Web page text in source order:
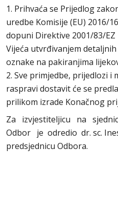
1. Prihvaća se Prijedlog
uredbe Komisije (EU) 2016/
dopuni Direktive 2001/83/
Vijeća utvrđivanjem
oznake na pakiranjima
2. Sve primjedbe, prijedlozi i
raspravi dostavit će se
prilikom izrade Konačnog
Za izvjestiteljicu na
Odbor je odredio dr. sc.
predsjednicu Odbora.
dr. sc. Ines